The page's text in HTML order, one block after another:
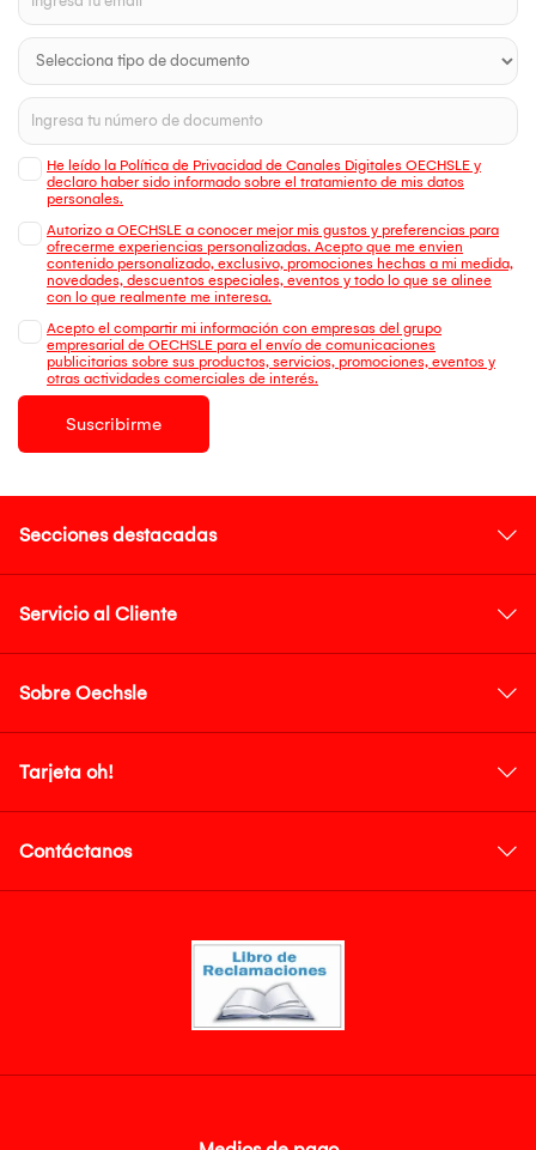
He leído la Política de Privacidad de Canales Digitales OECHSLE y
declaro haber sido informado sobre el tratamiento de mis datos
personales.
Autorizo a OECHSLE a conocer mejor mis gustos y preferencias para
ofrecerme experiencias personalizadas. Acepto que me envien
contenido personalizado, exclusivo, promociones hechas a mi medida,
novedades, descuentos especiales, eventos y todo lo que se alinee
con lo que realmente me interesa.
Acepto el compartir mi información con empresas del grupo
empresarial de OECHSLE para el envío de comunicaciones
publicitarias sobre sus productos, servicios, promociones, eventos y
otras actividades comerciales de interés.
Suscribirme
Secciones destacadas
Servicio al Cliente
Sobre Oechsle
Tarjeta oh!
Contáctanos